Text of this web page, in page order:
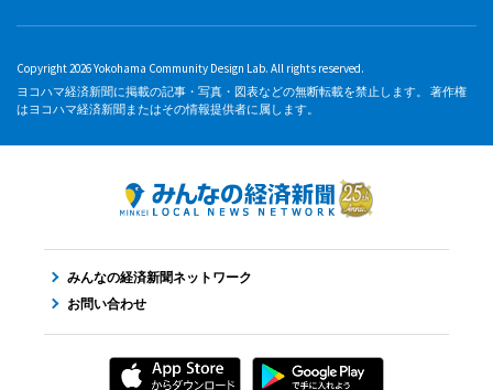
Copyright 2026 Yokohama Community Design Lab. All rights reserved.
ヨコハマ経済新聞に掲載の記事・写真・図表などの無断転載を禁止します。 著作権
はヨコハマ経済新聞またはその情報提供者に属します。
みんなの経済新聞ネットワーク
お問い合わせ